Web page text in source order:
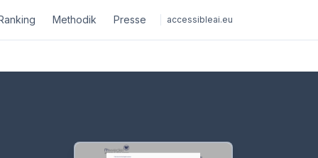
Methodik Presse accessibleai.eu